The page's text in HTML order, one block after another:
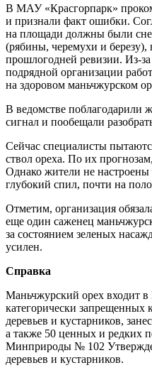
В МАУ «Красгорпарк»
и признали факт ошибки.
на площади должны были
(рябины, черемухи и
прошлогодней ревизии. Из-за
подрядной организации
на здоровом маньчжурском
В ведомстве поблагодарили
сигнал и пообещали
Сейчас специалисты
ствол ореха. По их
Однако жители не
глубокий спил, почти на
Отметим, организация
еще один саженец
за состоянием зеленых
усилен.
Справка
Маньчжурский орех входит в
категорически запрещенных
деревьев и кустарников,
а также 50 ценных и редких
Минприроды № 102
деревьев и кустарников.